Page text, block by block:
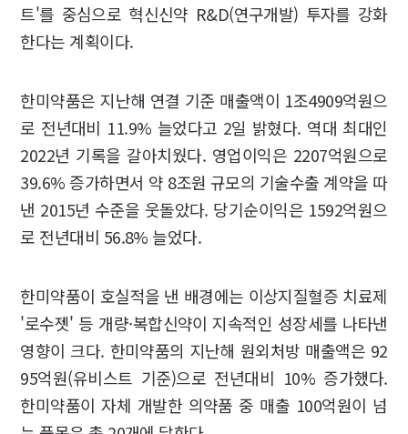
트'를 중심으로 혁신신약 R&D(연구개발) 투자를 강화
한다는 계획이다.
한미약품은 지난해 연결 기준 매출액이 1조4909억원으
로 전년대비 11.9% 늘었다고 2일 밝혔다. 역대 최대인
2022년 기록을 갈아치웠다. 영업이익은 2207억원으로
39.6% 증가하면서 약 8조원 규모의 기술수출 계약을 따
낸 2015년 수준을 웃돌았다. 당기순이익은 1592억원으
로 전년대비 56.8% 늘었다.
한미약품이 호실적을 낸 배경에는 이상지질혈증 치료제
'로수젯' 등 개량·복합신약이 지속적인 성장세를 나타낸
영향이 크다. 한미약품의 지난해 원외처방 매출액은 92
95억원(유비스트 기준)으로 전년대비 10% 증가했다.
한미약품이 자체 개발한 의약품 중 매출 100억원이 넘